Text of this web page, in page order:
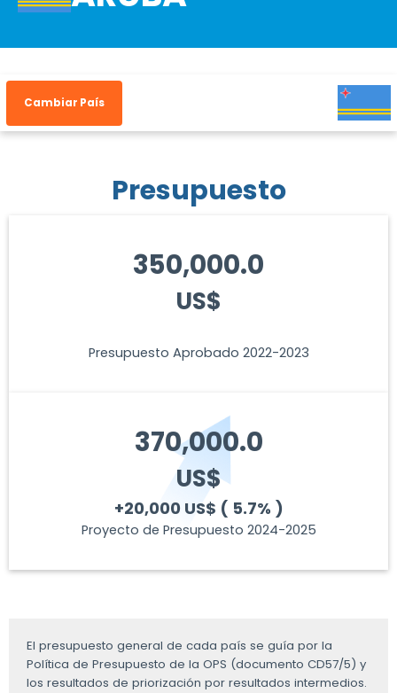
Cambiar País
Presupuesto
350,000.0
US$
Presupuesto Aprobado 2022-2023
370,000.0
US$
+20,000 US$ ( 5.7% )
Proyecto de Presupuesto 2024-2025
El presupuesto general de cada país se guía por la
Política de Presupuesto de la OPS (documento CD57/5) y
los resultados de priorización por resultados intermedios.